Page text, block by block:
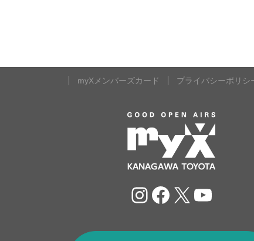
myXメンバーズカード プライバシーポリシ
Instagram
Facebook
X